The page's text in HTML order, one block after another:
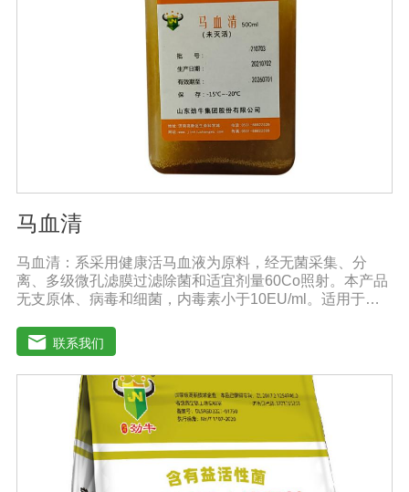
所以要严格控制施肥量，避免肥料流失即降低施肥的经济
效益，达不到高产优质高效的目的。3．尽量单用或与非碱
性的农药混用。比如在蔬菜出现缺素症或根系生长不良
时，不少农民多采用喷施水溶肥的方法加以缓解。在此提
醒农民朋友，水溶肥要尽量单独施用或与非碱性的农药混
用，以免金属离子起反应产生沉淀，造成叶片肥害或药
马血清
马血清：系采用健康活马血液为原料，经无菌采集、分
离、多级微孔滤膜过滤除菌和适宜剂量60Co照射。本产品
无支原体、病毒和细菌，内毒素小于10EU/ml。适用于多
典》2020版质量标准。规格：500ml/瓶保
存：-15℃―-20℃有效期：5年注意事项：解冻：采用逐
步解冻法（ -20℃→2-8℃→ 室温），可减少沉淀的产生使
血清质量不会受到影响。
联系我们